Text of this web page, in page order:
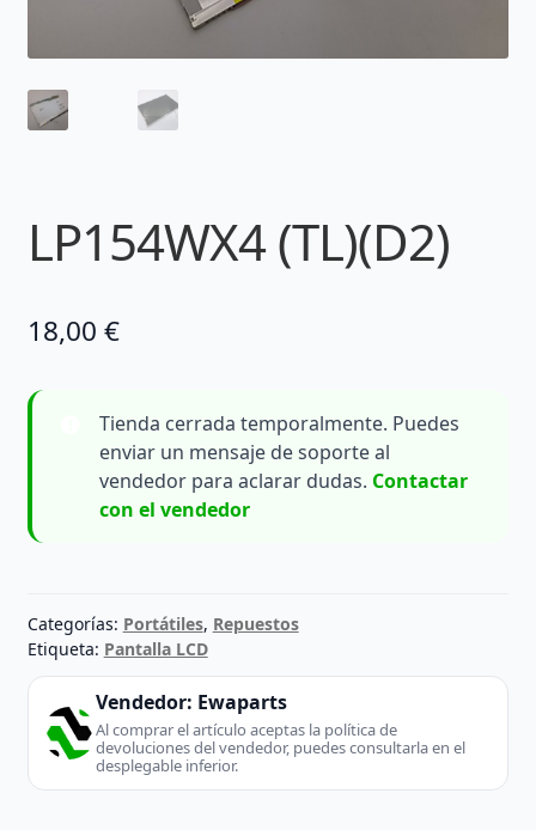
LP154WX4 (TL)(D2)
18,00 €
Tienda cerrada temporalmente. Puedes
enviar un mensaje de soporte al
vendedor para aclarar dudas. Contactar
con el vendedor
Categorías: Portátiles, Repuestos
Etiqueta: Pantalla LCD
Vendedor: Ewaparts
Al comprar el artículo aceptas la política de
devoluciones del vendedor, puedes consultarla en el
desplegable inferior.